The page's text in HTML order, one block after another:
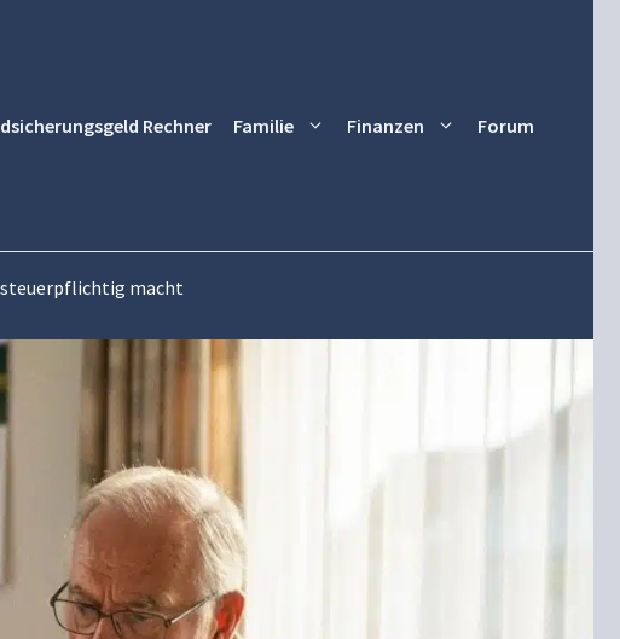
Rechner Familie Finanzen Forum
steuerpflichtig macht